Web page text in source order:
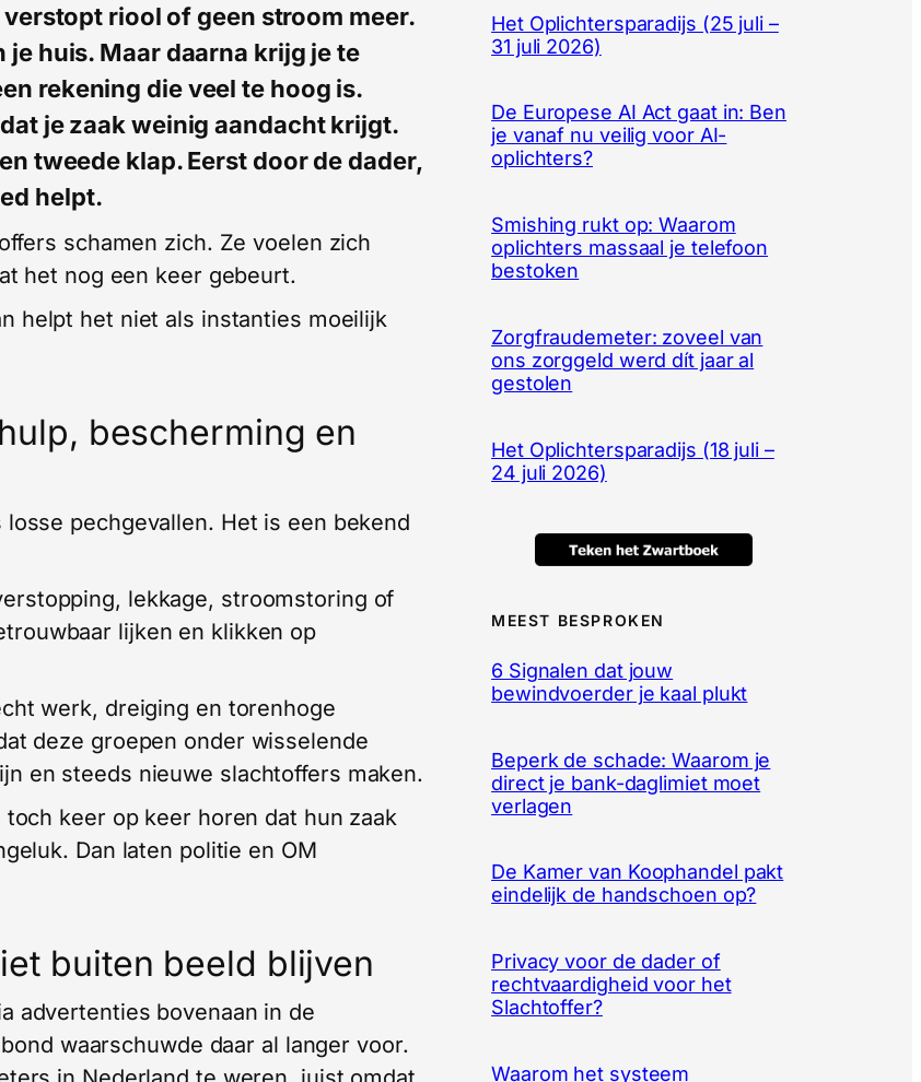
riool of geen stroom meer.
huis. Maar daarna krijg je te
rekening die veel te hoog is.
je zaak weinig aandacht krijgt.
tweede klap. Eerst door de dader,
helpt.
schamen zich. Ze voelen zich
het nog een keer gebeurt.
helpt het niet als instanties moeilijk
bescherming en
pechgevallen. Het is een bekend
lekkage, stroomstoring of
lijken en klikken op
werk, dreiging en torenhoge
deze groepen onder wisselende
en steeds nieuwe slachtoffers maken.
keer op keer horen dat hun zaak
Dan laten politie en OM
buiten beeld blijven
advertenties bovenaan in de
waarschuwde daar al langer voor.
Het Oplichtersparadijs (25 juli –
31 juli 2026)
De Europese AI Act gaat in: Ben
je vanaf nu veilig voor AI-
oplichters?
Smishing rukt op: Waarom
oplichters massaal je telefoon
bestoken
Zorgfraudemeter: zoveel van
ons zorggeld werd dít jaar al
gestolen
Het Oplichtersparadijs (18 juli –
24 juli 2026)
MEEST BESPROKEN
6 Signalen dat jouw
bewindvoerder je kaal plukt
Beperk de schade: Waarom je
direct je bank-daglimiet moet
verlagen
De Kamer van Koophandel pakt
eindelijk de handschoen op?
Privacy voor de dader of
rechtvaardigheid voor het
Slachtoffer?
Waarom het systeem